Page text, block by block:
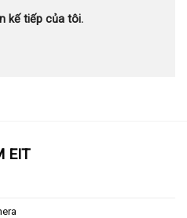
kế tiếp của tôi.
EIT